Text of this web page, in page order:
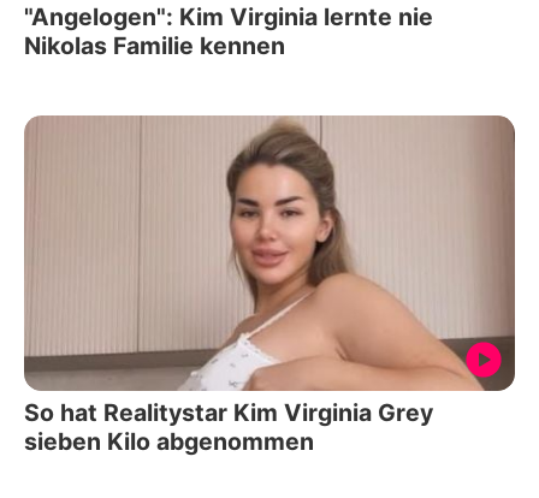
"Angelogen": Kim Virginia lernte nie
Nikolas Familie kennen
So hat Realitystar Kim Virginia Grey
sieben Kilo abgenommen